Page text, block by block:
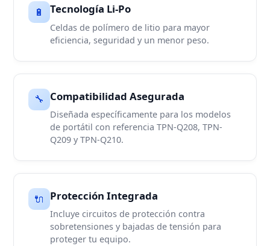
🔋 Tecnología Li-Po
Celdas de polímero de litio para mayor
eficiencia, seguridad y un menor peso.
🔧 Compatibilidad Asegurada
Diseñada específicamente para los modelos
de portátil con referencia TPN-Q208, TPN-
Q209 y TPN-Q210.
🔌 Protección Integrada
Incluye circuitos de protección contra
sobretensiones y bajadas de tensión para
proteger tu equipo.